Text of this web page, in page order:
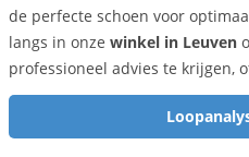
de perfecte schoen voor
langs in onze winkel in Leuven
professioneel advies te krijgen,